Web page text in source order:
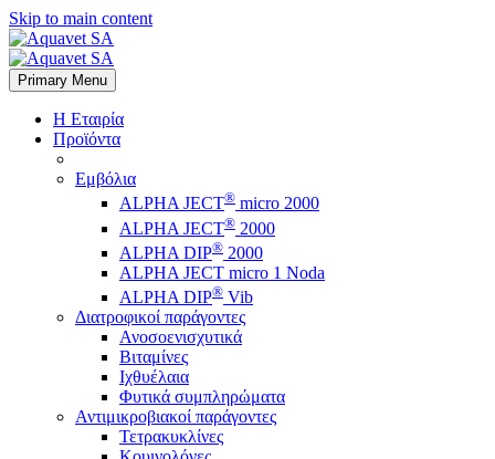
Skip to main content
Primary Menu
Η Εταιρία
Προϊόντα
Εμβόλια
ALPHA JECT® micro 2000
ALPHA JECT® 2000
ALPHA DIP® 2000
ALPHA JECT micro 1 Νoda
ALPHA DIP® Vib
Διατροφικοί παράγοντες
Ανοσοενισχυτικά
Βιταμίνες
Ιχθυέλαια
Φυτικά συμπληρώματα
Αντιμικροβιακοί παράγοντες
Τετρακυκλίνες